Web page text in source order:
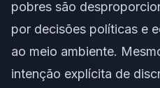
pobres são
por decisões políticas e
ao meio ambiente.
intenção explícita de